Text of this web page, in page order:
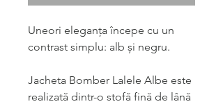
Uneori eleganța începe cu un
contrast simplu: alb și negru.
Jacheta Bomber Lalele Albe este
realizată dintr-o stofă fină de lână